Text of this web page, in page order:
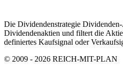
Die Dividendenstrategie
Dividendenaktien und filtert die
definiertes Kaufsignal oder
© 2009 - 2026 REICH-MIT-PLAN